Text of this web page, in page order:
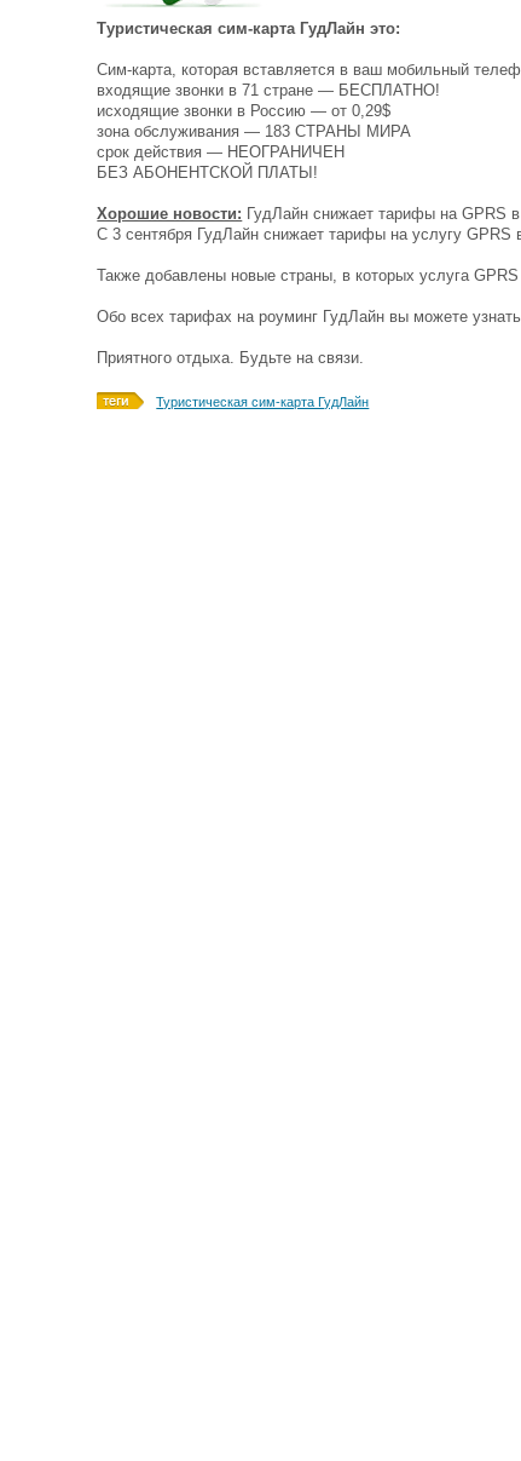
Туристическая сим-карта ГудЛайн это:
Сим-карта, которая вставляется в ваш мобильный
входящие звонки в 71 стране — БЕСПЛАТНО!
исходящие звонки в Россию — от 0,29$
зона обслуживания — 183 СТРАНЫ МИРА
срок действия — НЕОГРАНИЧЕН
БЕЗ АБОНЕНТСКОЙ ПЛАТЫ!
Хорошие новости: ГудЛайн снижает тарифы на GPRS
С 3 сентября ГудЛайн снижает тарифы на услугу
Также добавлены новые страны, в которых услуга
Обо всех тарифах на роуминг ГудЛайн вы можете
Приятного отдыха. Будьте на связи.
Туристическая сим-карта ГудЛайн